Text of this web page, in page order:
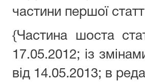
частини першої
{Частина шоста
17.05.2012; із
від 14.05.2013; в